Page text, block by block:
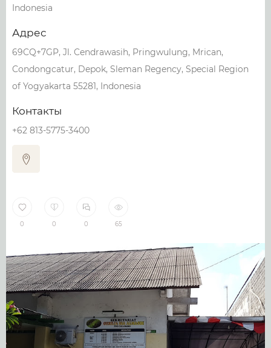
Indonesia
Адрес
69CQ+7GP, Jl. Cendrawasih, Pringwulung, Mrican,
Condongcatur, Depok, Sleman Regency, Special Region
of Yogyakarta 55281, Indonesia
Контакты
+62 813-5775-3400
0 0 0 65